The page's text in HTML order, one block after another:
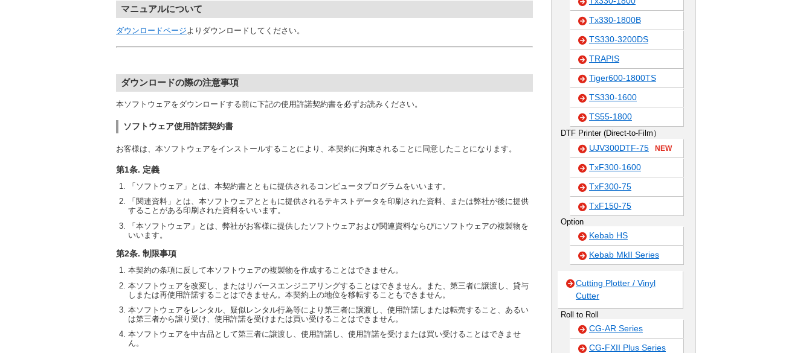
マニュアルについて
ダウンロードページよりダウンロードしてください。
ダウンロードの際の注意事項
本ソフトウェアをダウンロードする前に下記の使用許諾契約書を必ずお読みください。
ソフトウェア使用許諾契約書
お客様は、本ソフトウェアをインストールすることにより、本契約に拘束されることに同意したことになります。
第1条. 定義
「ソフトウェア」とは、本契約書とともに提供されるコンピュータプログラムをいいます。
「関連資料」とは、本ソフトウェアとともに提供されるテキストデータを印刷された資料、または弊社が後に提供
することがある印刷された資料をいいます。
「本ソフトウェア」とは、弊社がお客様に提供したソフトウェアおよび関連資料ならびにソフトウェアの複製物を
いいます。
第2条. 制限事項
本契約の条項に反して本ソフトウェアの複製物を作成することはできません。
本ソフトウェアを改変し、またはリバースエンジニアリングすることはできません。また、第三者に譲渡し、貸与
しまたは再使用許諾することはできません。本契約上の地位を移転することもできません。
本ソフトウェアをレンタル、疑似レンタル行為等により第三者に譲渡し、使用許諾しまたは転売すること、あるい
は第三者から譲り受け、使用許諾を受けまたは買い受けることはできません。
本ソフトウェアを中古品として第三者に譲渡し、使用許諾し、使用許諾を受けまたは買い受けることはできませ
ん。
Tx330-1800B
TS330-3200DS
TRAPIS
Tiger600-1800TS
TS330-1600
TS55-1800
DTF Printer (Direct-to-Film）
UJV300DTF-75 NEW
TxF300-1600
TxF300-75
TxF150-75
Option
Kebab HS
Kebab MkII Series
Cutting Plotter / Vinyl
Cutter
Roll to Roll
CG-AR Series
CG-FXII Plus Series